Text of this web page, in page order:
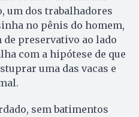
um dos trabalhadores
no pênis do homem,
de preservativo ao lado
com a hipótese de que
uma das vacas e
sem batimentos